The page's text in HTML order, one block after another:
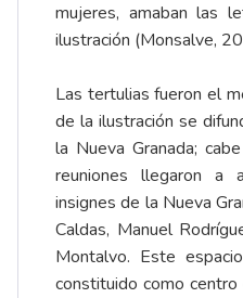
mujeres, amaban las
ilustración (Monsalve,
Las tertulias fueron el
de la ilustración se
la Nueva Granada;
reuniones llegaron a
insignes de la Nueva
Caldas, Manuel
Montalvo. Este
constituido como